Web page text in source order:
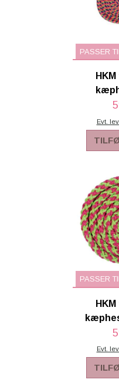
PASSER
Evt.
PASSER
Evt.